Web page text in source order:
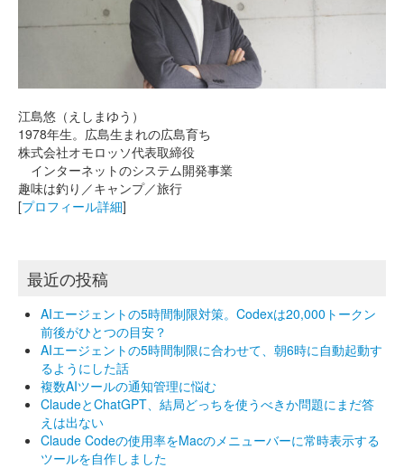
江島悠（えしまゆう）
1978年生。広島生まれの広島育ち
株式会社オモロッソ代表取締役
インターネットのシステム開発事業
趣味は釣り／キャンプ／旅行
[プロフィール詳細]
最近の投稿
AIエージェントの5時間制限対策。Codexは20,000トークン
前後がひとつの目安？
AIエージェントの5時間制限に合わせて、朝6時に自動起動す
るようにした話
複数AIツールの通知管理に悩む
ClaudeとChatGPT、結局どっちを使うべきか問題にまだ答
えは出ない
Claude Codeの使用率をMacのメニューバーに常時表示する
ツールを自作しました